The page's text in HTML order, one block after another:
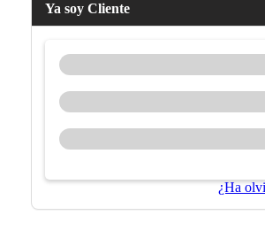
Ya soy Cliente
¿Ha